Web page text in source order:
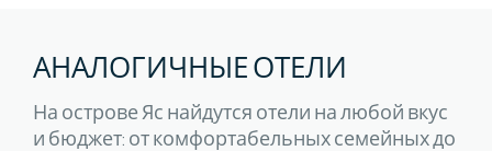
АНАЛОГИЧНЫЕ ОТЕЛИ
На острове Яс найдутся отели на любой вкус
и бюджет: от комфортабельных семейных до